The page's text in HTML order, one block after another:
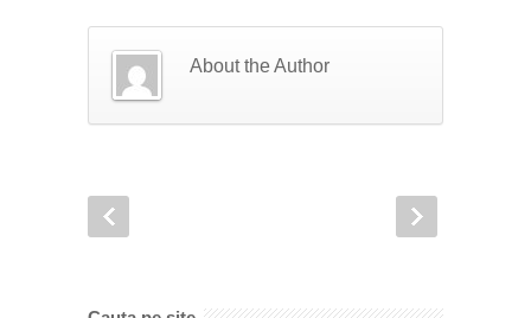
About the Author